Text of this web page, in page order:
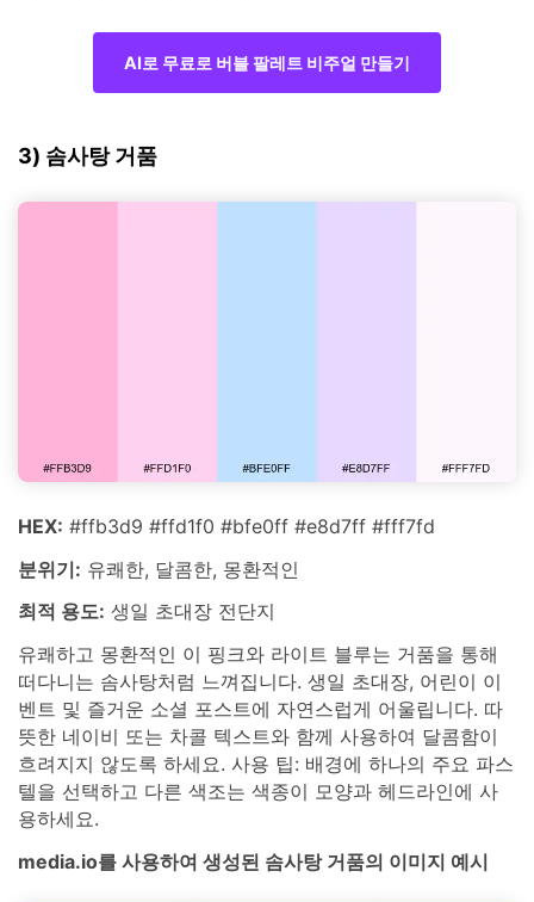
AI로 무료로 버블 팔레트 비주얼 만들기
3) 솜사탕 거품
HEX: #ffb3d9 #ffd1f0 #bfe0ff #e8d7ff #fff7fd
분위기: 유쾌한, 달콤한, 몽환적인
최적 용도: 생일 초대장 전단지
유쾌하고 몽환적인 이 핑크와 라이트 블루는 거품을 통해
떠다니는 솜사탕처럼 느껴집니다. 생일 초대장, 어린이 이
벤트 및 즐거운 소셜 포스트에 자연스럽게 어울립니다. 따
뜻한 네이비 또는 차콜 텍스트와 함께 사용하여 달콤함이
흐려지지 않도록 하세요. 사용 팁: 배경에 하나의 주요 파스
텔을 선택하고 다른 색조는 색종이 모양과 헤드라인에 사
용하세요.
media.io를 사용하여 생성된 솜사탕 거품의 이미지 예시